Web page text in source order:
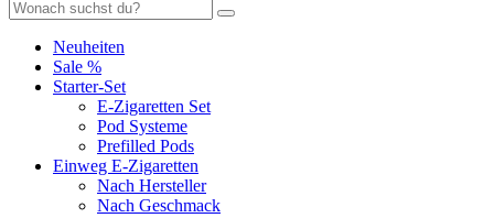
Neuheiten
Sale %
Starter-Set
E-Zigaretten Set
Pod Systeme
Prefilled Pods
Einweg E-Zigaretten
Nach Hersteller
Nach Geschmack